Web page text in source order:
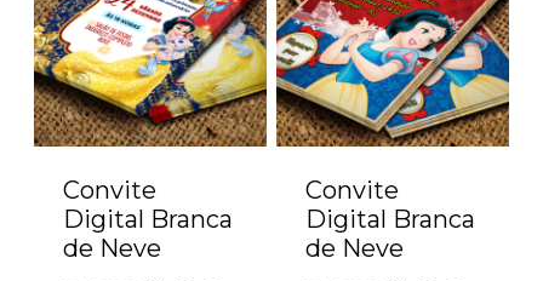
Convite
Digital Branca
de Neve
Convite
Digital Branca
de Neve